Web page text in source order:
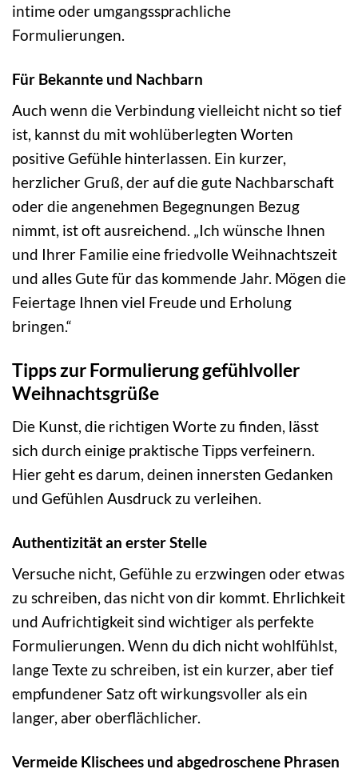
intime oder umgangssprachliche
Formulierungen.
Für Bekannte und Nachbarn
Auch wenn die Verbindung vielleicht nicht so tief
ist, kannst du mit wohlüberlegten Worten
positive Gefühle hinterlassen. Ein kurzer,
herzlicher Gruß, der auf die gute Nachbarschaft
oder die angenehmen Begegnungen Bezug
nimmt, ist oft ausreichend. „Ich wünsche Ihnen
und Ihrer Familie eine friedvolle Weihnachtszeit
und alles Gute für das kommende Jahr. Mögen die
Feiertage Ihnen viel Freude und Erholung
bringen.“
Tipps zur Formulierung gefühlvoller
Weihnachtsgrüße
Die Kunst, die richtigen Worte zu finden, lässt
sich durch einige praktische Tipps verfeinern.
Hier geht es darum, deinen innersten Gedanken
und Gefühlen Ausdruck zu verleihen.
Authentizität an erster Stelle
Versuche nicht, Gefühle zu erzwingen oder etwas
zu schreiben, das nicht von dir kommt. Ehrlichkeit
und Aufrichtigkeit sind wichtiger als perfekte
Formulierungen. Wenn du dich nicht wohlfühlst,
lange Texte zu schreiben, ist ein kurzer, aber tief
empfundener Satz oft wirkungsvoller als ein
langer, aber oberflächlicher.
Vermeide Klischees und abgedroschene Phrasen